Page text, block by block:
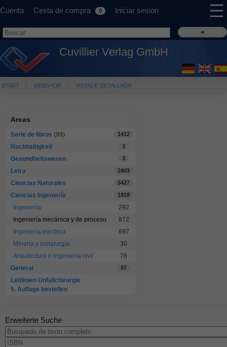
Cuenta Cesta de compra 0 Iniciar sesion ☰
Cuvillier Verlag GmbH
START WEBSHOP VISTADE DETALLADA
Areas
Serie de libros (99) 1412
Nachhaltigkeit 3
Gesundheitswesen 3
Letra 2403
Ciencias Naturales 5427
Ciencias Ingeniería 1818
Ingeniería
292
Ingeniería mecánica y de proceso
872
Ingeniería eléctrica
697
Mineria y metalurgía
30
Arquitectura e ingeniería civil
76
General
97
Leitlinien Unfallchirurgie
5. Auflage bestellen
Erweiterte Suche